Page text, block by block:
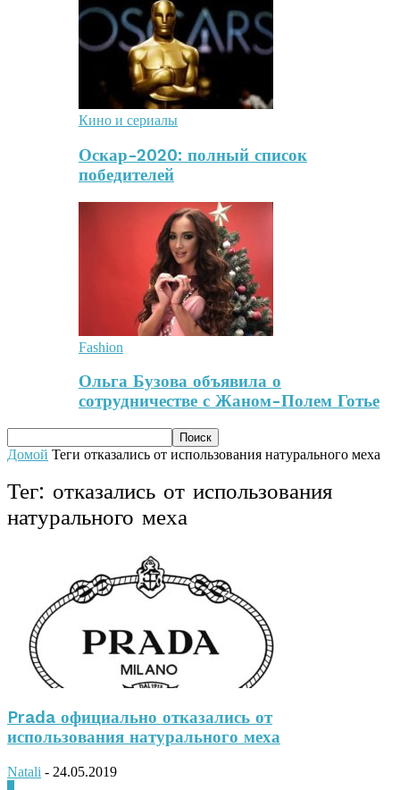
Кино и сериалы
Оскар-2020: полный список
победителей
Fashion
Ольга Бузова объявила о
сотрудничестве с Жаном-Полем Готье
Домой Теги отказались от использования натурального меха
Тег: отказались от использования
натурального меха
Prada официально отказались от
использования натурального меха
Natali - 24.05.2019